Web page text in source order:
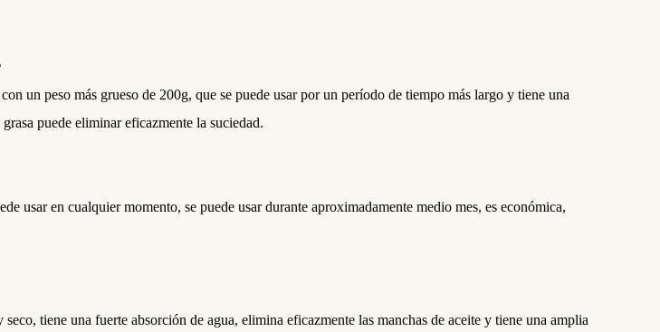
un peso más grueso de 200g, que se puede usar por un período de tiempo más largo y tiene una
puede eliminar eficazmente la suciedad.
usar en cualquier momento, se puede usar durante aproximadamente medio mes, es económica,
tiene una fuerte absorción de agua, elimina eficazmente las manchas de aceite y tiene una amplia